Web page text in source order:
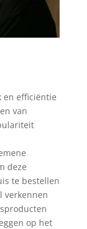
en efficiëntie
van
deze
te bestellen
verkennen
op het